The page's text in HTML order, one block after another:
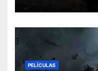
PELÍCULAS